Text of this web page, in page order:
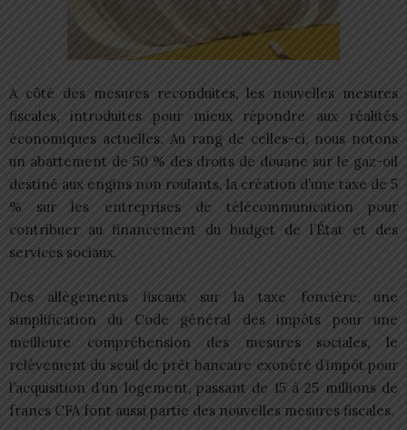
A côté des mesures reconduites, les nouvelles mesures
fiscales, introduites pour mieux répondre aux réalités
économiques actuelles. Au rang de celles-ci, nous notons
un abattement de 50 % des droits de douane sur le gaz-oil
destiné aux engins non roulants, la création d’une taxe de 5
% sur les entreprises de télécommunication pour
contribuer au financement du budget de l’État et des
services sociaux.
Des allègements fiscaux sur la taxe foncière, une
simplification du Code général des impôts pour une
meilleure compréhension des mesures sociales, le
relèvement du seuil de prêt bancaire exonéré d’impôt pour
l’acquisition d’un logement, passant de 15 à 25 millions de
francs CFA font aussi partie des nouvelles mesures fiscales.